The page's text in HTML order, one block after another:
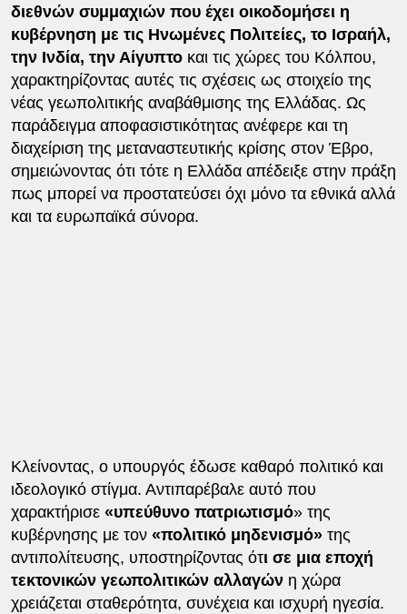
διεθνών συμμαχιών που έχει οικοδομήσει η
κυβέρνηση με τις Ηνωμένες Πολιτείες, το Ισραήλ,
την Ινδία, την Αίγυπτοκαι τις χώρες του Κόλπου,
χαρακτηρίζοντας αυτές τις σχέσεις ως στοιχείο της
νέας γεωπολιτικής αναβάθμισης της Ελλάδας. Ως
παράδειγμα αποφασιστικότητας ανέφερε και τη
διαχείριση της μεταναστευτικής κρίσης στον Έβρο,
σημειώνοντας ότι τότε η Ελλάδα απέδειξε στην πράξη
πως μπορεί να προστατεύσει όχι μόνο τα εθνικά αλλά
και τα ευρωπαϊκά σύνορα.
Κλείνοντας, ο υπουργός έδωσε καθαρό πολιτικό και
ιδεολογικό στίγμα. Αντιπαρέβαλε αυτό που
χαρακτήρισε«υπεύθυνο πατριωτισμό» της
κυβέρνησης με τον «πολιτικό μηδενισμό» της
αντιπολίτευσης, υποστηρίζοντας ότι σε μια εποχή
τεκτονικών γεωπολιτικών αλλαγώνη χώρα
χρειάζεται σταθερότητα, συνέχεια και ισχυρή ηγεσία.